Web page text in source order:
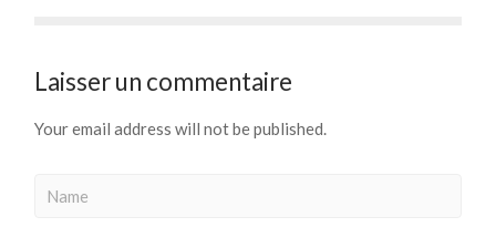
Laisser un commentaire
Your email address will not be published.